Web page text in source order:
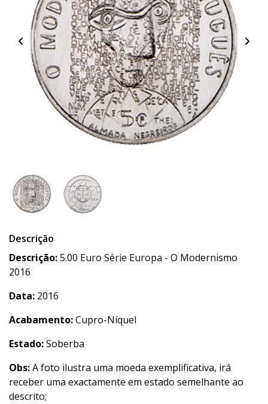
Descrição
Descrição:5.00 Euro Série Europa - O Modernismo
2016
Data: 2016
Acabamento:Cupro-Níquel
Estado:Soberba
Obs:A foto ilustra uma moeda exemplificativa, irá
receber uma exactamente em estado semelhante ao
descrito;